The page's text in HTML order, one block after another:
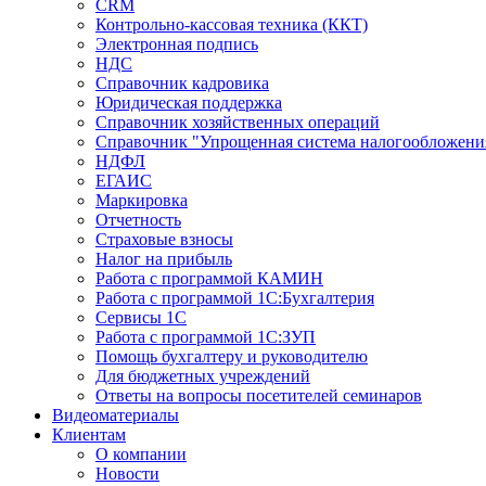
CRM
Контрольно-кассовая техника (ККТ)
Электронная подпись
НДС
Справочник кадровика
Юридическая поддержка
Справочник хозяйственных операций
Справочник "Упрощенная система
НДФЛ
ЕГАИС
Маркировка
Отчетность
Страховые взносы
Налог на прибыль
Работа с программой КАМИН
Работа с программой 1С:Бухгалтерия
Сервисы 1С
Работа с программой 1С:ЗУП
Помощь бухгалтеру и руководителю
Для бюджетных учреждений
Ответы на вопросы посетителей семинаров
Видеоматериалы
Клиентам
О компании
Новости